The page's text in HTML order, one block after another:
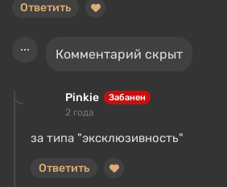
Ответить
Комментарий скрыт
Pinkie Забанен
2 года
за типа "эксклюзивность"
Ответить